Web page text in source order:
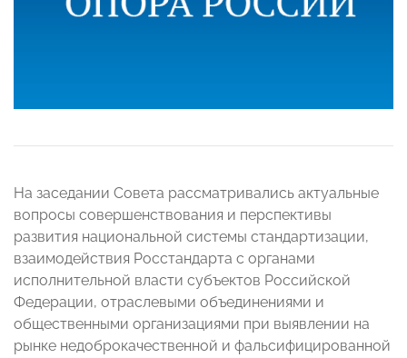
На заседании Совета рассматривались актуальные
вопросы совершенствования и перспективы
развития национальной системы стандартизации,
взаимодействия Росстандарта с органами
исполнительной власти субъектов Российской
Федерации, отраслевыми объединениями и
общественными организациями при выявлении на
рынке недоброкачественной и фальсифицированной